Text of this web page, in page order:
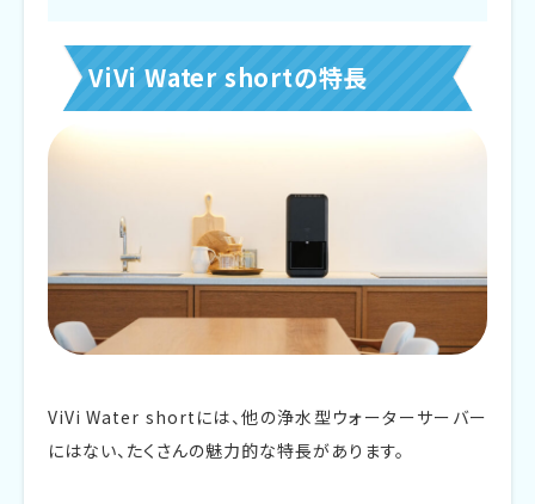
ノンフロン・静音設計で寝室にも最適
チャイルドロック機能で安心・安全
ViVi Water shortのデメリット
longより貯水タンク容量が小さい
定期的な貯水タンクの洗浄が必要
3年の契約期間で途中解約に違約金
ViVi Water shortの特長
ViVi Water shortには、他の浄水型ウォーターサーバー
にはない、たくさんの魅力的な特長があります。